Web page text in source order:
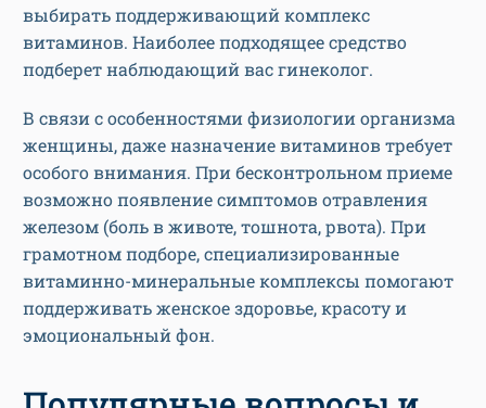
выбирать поддерживающий комплекс
витаминов. Наиболее подходящее средство
подберет наблюдающий вас гинеколог.
В связи с особенностями физиологии организма
женщины, даже назначение витаминов требует
особого внимания. При бесконтрольном приеме
возможно появление симптомов отравления
железом (боль в животе, тошнота, рвота). При
грамотном подборе, специализированные
витаминно-минеральные комплексы помогают
поддерживать женское здоровье, красоту и
эмоциональный фон.